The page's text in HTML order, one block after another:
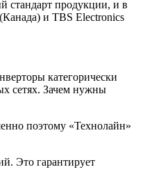
стандарт продукции, и в
и TBS Electronics
категорически
сетях. Зачем нужны
поэтому «Технолайн»
Это гарантирует